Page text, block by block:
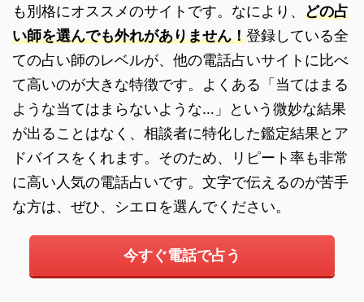
も別格にオススメのサイトです。なにより、 どの占
い師を選んでも外れがありません！登録している全
ての占い師のレベルが、他の電話占いサイトに比べ
て高いのが大きな特徴です。よくある「当てはまる
ような当てはまらないような…」という微妙な結果
が出ることはなく、相談者に特化した鑑定結果とア
ドバイスをくれます。そのため、リピート率も非常
に高い人気の電話占いです。文字で伝えるのが苦手
な方は、ぜひ、シエロを選んでください。
今すぐ電話で占う